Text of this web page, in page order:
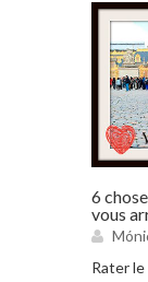
6
vous
Rater